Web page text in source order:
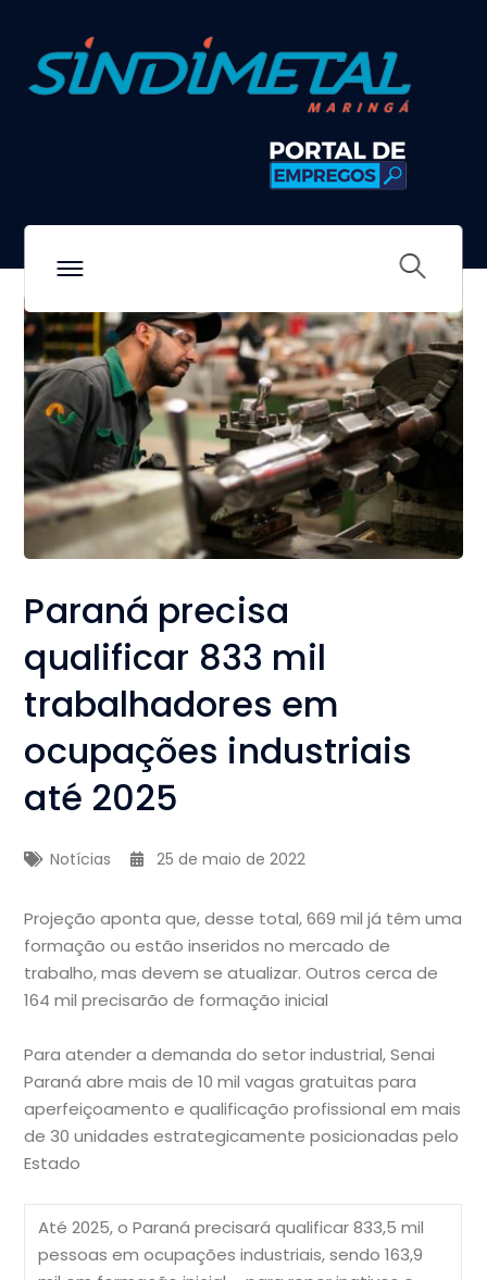
Paraná precisa
qualificar 833 mil
trabalhadores em
ocupações industriais
até 2025
Notícias 25 de maio de 2022
Projeção aponta que, desse total, 669 mil já têm uma
formação ou estão inseridos no mercado de
trabalho, mas devem se atualizar. Outros cerca de
164 mil precisarão de formação inicial
Para atender a demanda do setor industrial, Senai
Paraná abre mais de 10 mil vagas gratuitas para
aperfeiçoamento e qualificação profissional em mais
de 30 unidades estrategicamente posicionadas pelo
Estado
Até 2025, o Paraná precisará qualificar 833,5 mil
pessoas em ocupações industriais, sendo 163,9